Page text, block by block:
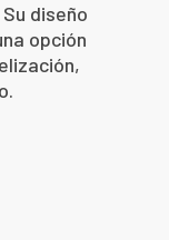
Su diseño
opción